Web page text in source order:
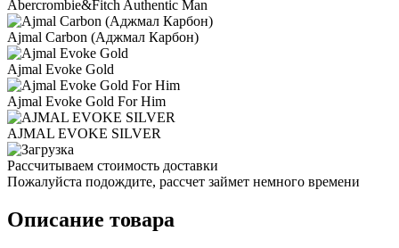
Abercrombie&Fitch Authentic Man
Ajmal Carbon (Аджмал Карбон)
Ajmal Evoke Gold
Ajmal Evoke Gold For Him
AJMAL EVOKE SILVER
Рассчитываем стоимость доставки
Пожалуйста подождите, рассчет займет немного времени
Описание товара